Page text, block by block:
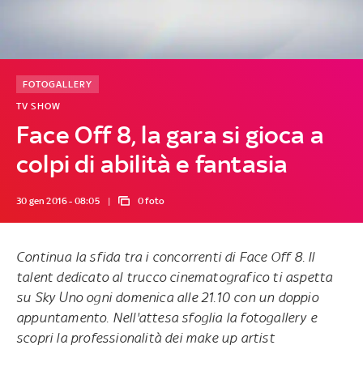
Face Off 8, la gara si gioca a
colpi di abilità e fantasia
TV SHOW
FOTOGALLERY
30 gen 2016 - 08:05 0 foto
Continua la sfida tra i concorrenti di Face Off 8. Il
talent dedicato al trucco cinematografico ti aspetta
su Sky Uno ogni domenica alle 21.10 con un doppio
appuntamento. Nell'attesa sfoglia la fotogallery e
scopri la professionalità dei make up artist